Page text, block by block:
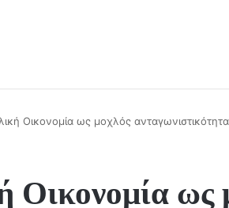
Οικονομία ως μοχλός
ως